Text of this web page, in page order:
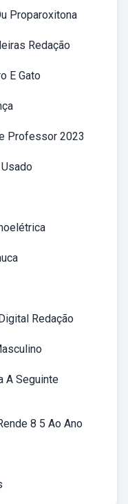
Proparoxitona
Redação
E Gato
Professor 2023
Redação
A Seguinte
8 5 Ao Ano